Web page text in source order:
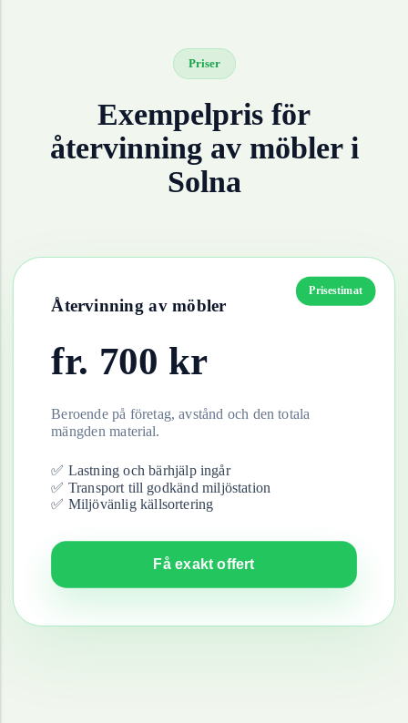
Priser
Exempelpris för
återvinning av möbleri
Solna
Prisestimat
Återvinning av möbler
fr. 700 kr
Beroende på företag, avstånd och den totala
mängden material.
✅ Lastning och bärhjälp ingår
✅ Transport till godkänd miljöstation
✅ Miljövänlig källsortering
Få exakt offert